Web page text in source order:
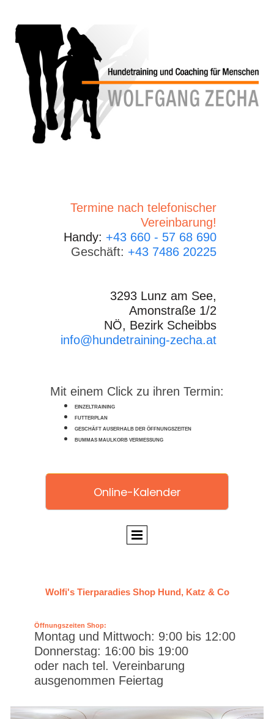
Termine nach telefonischer
Vereinbarung!
Handy: +43 660 - 57 68 690
Geschäft: +43 7486 20225
3293 Lunz am See,
Amonstraße 1/2
NÖ, Bezirk Scheibbs
info@hundetraining-zecha.at
Mit einem Click zu ihren Termin:
EINZELTRAINING
FUTTERPLAN
GESCHÄFT AUSERHALB DER ÖFFNUNGSZEITEN
BUMMAS MAULKORB VERMESSUNG
Online-Kalender
Wolfi's Tierparadies Shop Hund, Katz & Co
Öffnungszeiten Shop:
Montag und Mittwoch: 9:00 bis 12:00
Donnerstag: 16:00 bis 19:00
oder nach tel. Vereinbarung
ausgenommen Feiertag